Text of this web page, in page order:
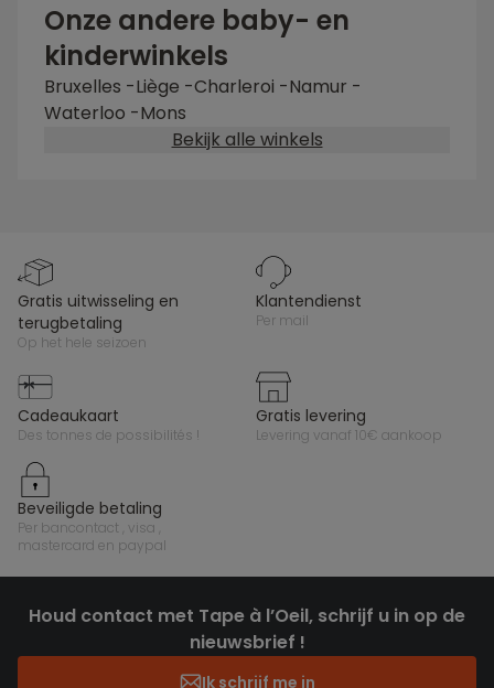
Onze andere baby- en
kinderwinkels
Bruxelles -Liège -Charleroi -Namur -
Waterloo -Mons
Bekijk alle winkels
gratis uitwisseling en
terugbetaling
op het hele seizoen
klantendienst
per mail
cadeaukaart
des tonnes de possibilités !
gratis levering
levering vanaf 10€ aankoop
beveiligde betaling
per bancontact , visa ,
mastercard en paypal
Houd contact met Tape à l’Oeil, schrijf u in op de
nieuwsbrief !
Ik schrijf me in